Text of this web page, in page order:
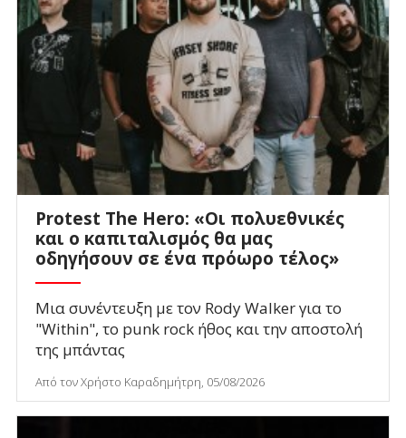
Protest The Hero: «Οι πολυεθνικές
και ο καπιταλισμός θα μας
οδηγήσουν σε ένα πρόωρο τέλος»
Μια συνέντευξη με τον Rody Walker για το
"Within", το punk rock ήθος και την αποστολή
της μπάντας
Από τον Χρήστο Καραδημήτρη, 05/08/2026